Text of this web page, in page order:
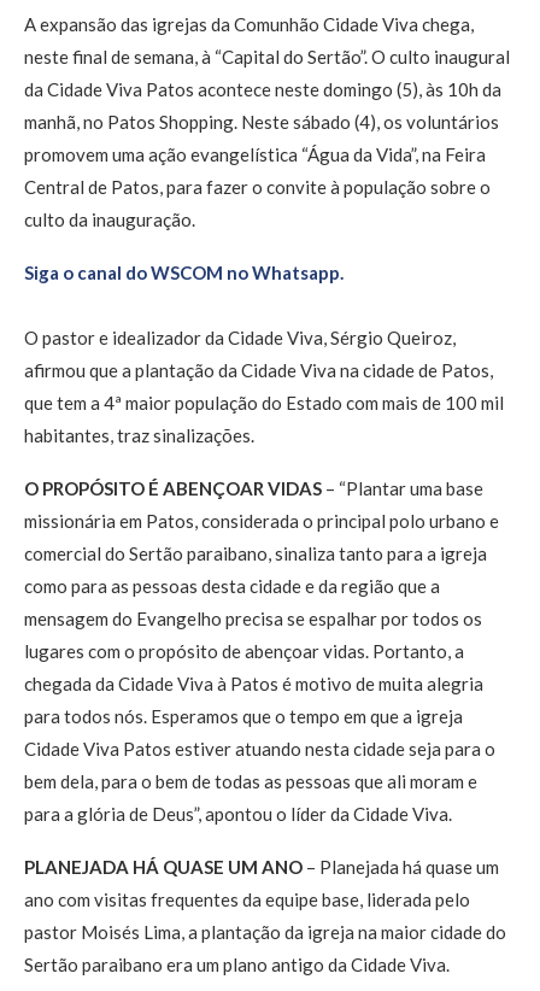
A expansão das igrejas da Comunhão Cidade Viva chega,
neste final de semana, à “Capital do Sertão”. O culto inaugural
da Cidade Viva Patos acontece neste domingo (5), às 10h da
manhã, no Patos Shopping. Neste sábado (4), os voluntários
promovem uma ação evangelística “Água da Vida”, na Feira
Central de Patos, para fazer o convite à população sobre o
culto da inauguração.
Siga o canal do WSCOM no Whatsapp.
O pastor e idealizador da Cidade Viva, Sérgio Queiroz,
afirmou que a plantação da Cidade Viva na cidade de Patos,
que tem a 4ª maior população do Estado com mais de 100 mil
habitantes, traz sinalizações.
O PROPÓSITO É ABENÇOAR VIDAS – “Plantar uma base
missionária em Patos, considerada o principal polo urbano e
comercial do Sertão paraibano, sinaliza tanto para a igreja
como para as pessoas desta cidade e da região que a
mensagem do Evangelho precisa se espalhar por todos os
lugares com o propósito de abençoar vidas. Portanto, a
chegada da Cidade Viva à Patos é motivo de muita alegria
para todos nós. Esperamos que o tempo em que a igreja
Cidade Viva Patos estiver atuando nesta cidade seja para o
bem dela, para o bem de todas as pessoas que ali moram e
para a glória de Deus”, apontou o líder da Cidade Viva.
PLANEJADA HÁ QUASE UM ANO – Planejada há quase um
ano com visitas frequentes da equipe base, liderada pelo
pastor Moisés Lima, a plantação da igreja na maior cidade do
Sertão paraibano era um plano antigo da Cidade Viva.